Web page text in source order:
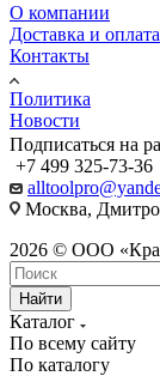
О компании
Доставка и оплата
Контакты
Политика
Новости
Подписаться на
+7 499 325-73-36
Москва,
2026 © ООО
Найти
Каталог
По всему сайту
По каталогу